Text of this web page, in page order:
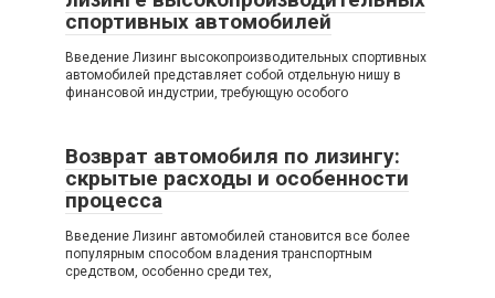
спортивных автомобилей
Введение Лизинг высокопроизводительных спортивных
автомобилей представляет собой отдельную нишу в
финансовой индустрии, требующую особого
Возврат автомобиля по лизингу:
скрытые расходы и особенности
процесса
Введение Лизинг автомобилей становится все более
популярным способом владения транспортным
средством, особенно среди тех,